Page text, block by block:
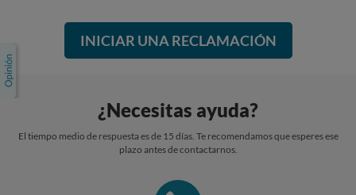
INICIAR UNA RECLAMACIÓN
¿Necesitas ayuda?
El tiempo medio de respuesta es de 15 días. Te recomendamos que esperes ese
plazo antes de contactarnos.